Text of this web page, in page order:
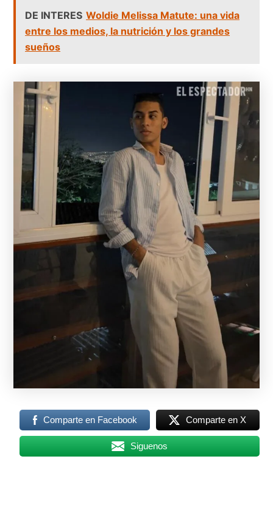
DE INTERES Woldie Melissa Matute: una vida
entre los medios, la nutrición y los grandes
sueños
Comparte en Facebook Comparte en X
Siguenos